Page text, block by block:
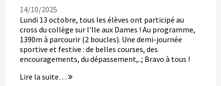
14/10/2025
Lundi 13 octobre, tous les élèves ont participé au
cross du collège sur l'Ile aux Dames ! Au programme,
1390m à parcourir (2 boucles). Une demi-journée
sportive et festive : de belles courses, des
encouragements, du dépassement,..; Bravo à tous !
CROSS
Lire la suite…